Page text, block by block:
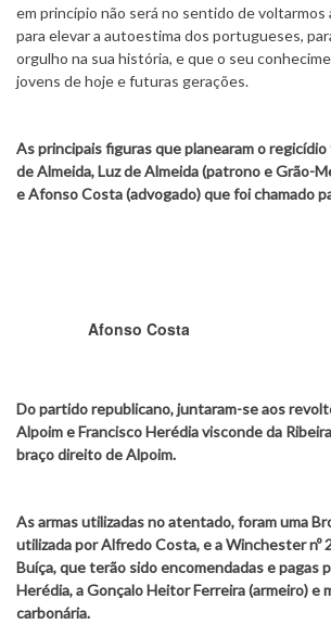
em princípio não será no sentido de voltarmos
para elevar a autoestima dos portugueses,
orgulho na sua história, e que o seu
jovens de hoje e futuras gerações.
As principais figuras que planearam o
de Almeida, Luz de Almeida (patrono e Grão-
e Afonso Costa (advogado) que foi chamado
Afonso Costa
Do partido republicano, juntaram-se aos
Alpoim e Francisco Herédia visconde da
braço direito de Alpoim.
As armas utilizadas no atentado, foram uma
utilizada por Alfredo Costa, e a Winchester nº
Buíça, que terão sido encomendadas e pagas
Herédia, a Gonçalo Heitor Ferreira (armeiro) e
carbonária.